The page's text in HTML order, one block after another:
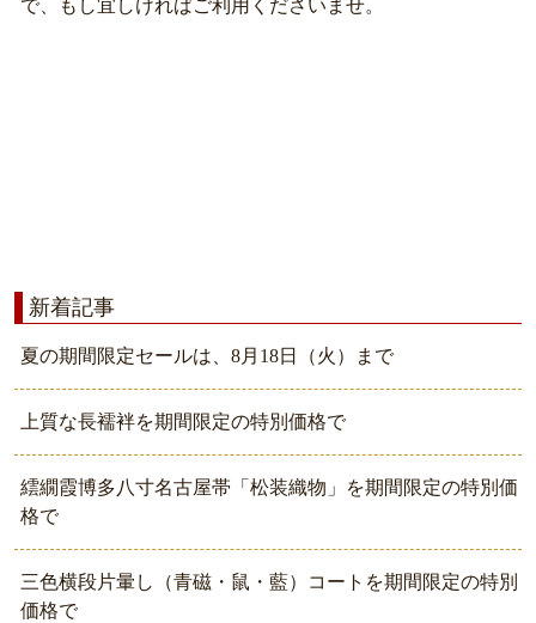
で、もし宜しければご利用くださいませ。
新着記事
夏の期間限定セールは、8月18日（火）まで
上質な長襦袢を期間限定の特別価格で
繧繝霞博多八寸名古屋帯「松装織物」を期間限定の特別価
格で
三色横段片暈し（青磁・鼠・藍）コートを期間限定の特別
価格で